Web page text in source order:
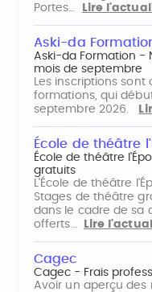
Portes… Lire
Aski-da
Aski-da Formation -
mois de septembre
Les inscriptions
formations, qui
septembre 2026.
École de théâtre
École de théâtre
gratuits
L'École de théâtre
Stages de théâtre
dans le cadre de sa
offerts…
Lire
Cagec
Cagec - Frais
Avoir un aperçu des